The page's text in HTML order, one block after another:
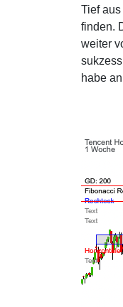
Tief
finden.
weiter
habe